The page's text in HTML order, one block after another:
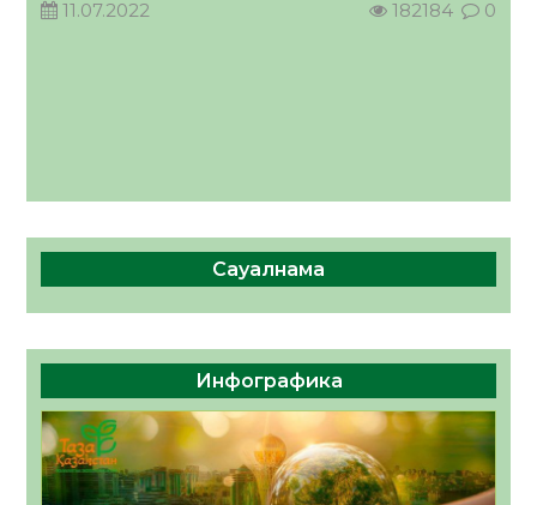
КӨРІНІСІ
11.07.2022
182184 0
Сауалнама
Инфографика